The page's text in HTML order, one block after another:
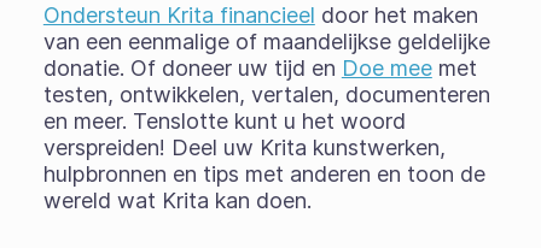
Ondersteun Krita financieel door het maken
van een eenmalige of maandelijkse geldelijke
donatie. Of doneer uw tijd en Doe meemet
testen, ontwikkelen, vertalen, documenteren
en meer. Tenslotte kunt u het woord
verspreiden! Deel uw Krita kunstwerken,
hulpbronnen en tips met anderen en toon de
wereld wat Krita kan doen.